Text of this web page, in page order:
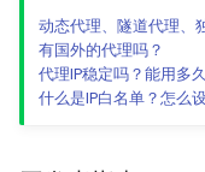
动态代理、隧道代理、
有国外的代理吗？
代理IP稳定吗？能用多
什么是IP白名单？怎么